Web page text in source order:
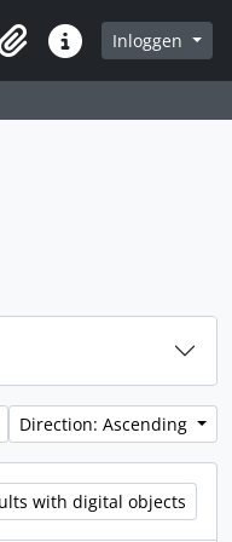
Quick linksInloggen
Direction: Ascending
with digital objects